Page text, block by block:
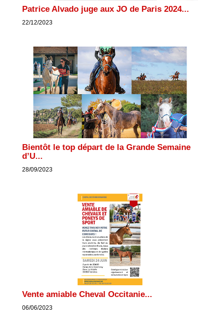
Patrice Alvado juge aux JO de Paris 2024...
22/12/2023
Bientôt le top départ de la Grande Semaine
d’U...
28/09/2023
Vente amiable Cheval Occitanie...
06/06/2023